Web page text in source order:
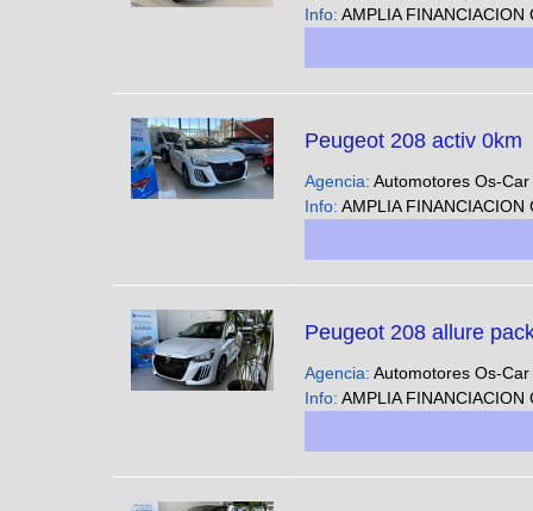
Info: AMPLIA FINANCIACION CUOTAS FIJAS EN PESOS SOLO CON DNI - Podes ver nuestra
Peugeot 208 activ 0km
Agencia: Automotores Os-Car
Info: AMPLIA FINANCIACION CUOTAS FIJAS EN PESOS SOLO CON DNI - Podes ver nuestra
Peugeot 208 allure
Agencia: Automotores Os-Car
Info: AMPLIA FINANCIACION CUOTAS FIJAS EN PESOS SOLO CON DNI - Podes ver nuestra